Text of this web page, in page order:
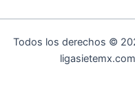
Todos los derechos ©
ligasietemx.com